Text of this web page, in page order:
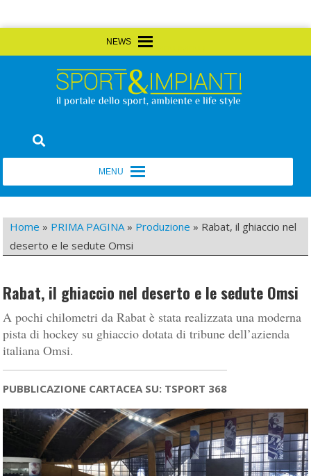
to
Sport&Impianti
Home » PRIMA PAGINA» Produzione » Rabat, il ghiaccio nel
deserto e le sedute Omsi
Rabat, il ghiaccio nel deserto e le sedute Omsi
A pochi chilometri da Rabat è stata realizzata una moderna
pista di hockey su ghiaccio dotata di tribune dell’azienda
italiana Omsi.
PUBBLICAZIONE CARTACEA SU: TSPORT 368